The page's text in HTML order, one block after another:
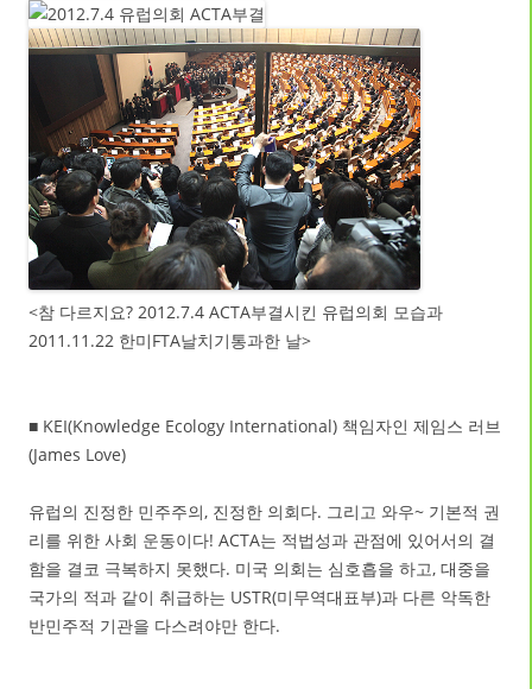
<참 다르지요? 2012.7.4 ACTA부결시킨 유럽의회 모습과
2011.11.22 한미FTA날치기통과한 날>
■ KEI(Knowledge Ecology International) 책임자인 제임스 러브
(James Love)
유럽의 진정한 민주주의, 진정한 의회다. 그리고 와우~ 기본적 권
리를 위한 사회 운동이다! ACTA는 적법성과 관점에 있어서의 결
함을 결코 극복하지 못했다. 미국 의회는 심호흡을 하고, 대중을
국가의 적과 같이 취급하는 USTR(미무역대표부)과 다른 악독한
반민주적 기관을 다스려야만 한다.